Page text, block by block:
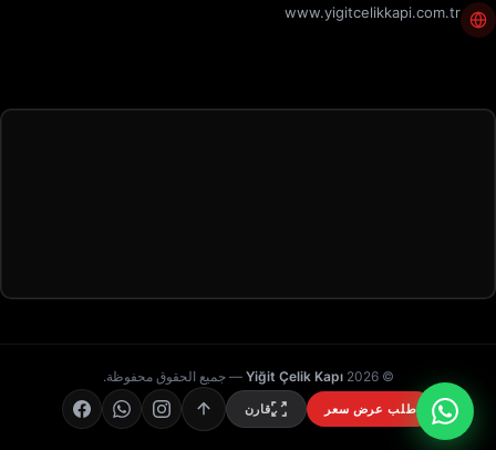
www.yigitcelikkapi.com.tr
© 2026
Yiğit Çelik Kapı — جميع الحقوق محفوظة.
طلب عرض سعر قارن